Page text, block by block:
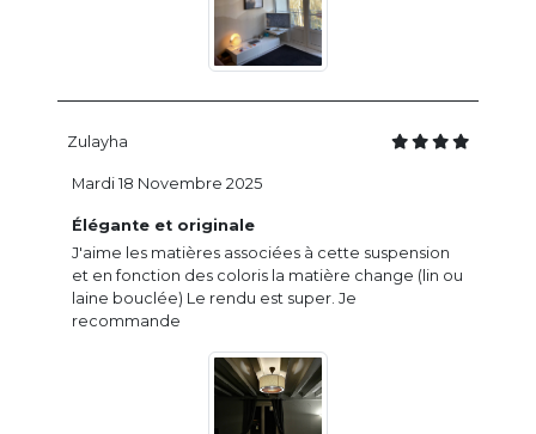
Zulayha
Élégante et originale
J'aime les matières associées à cette suspension
et en fonction des coloris la matière change (lin ou
laine bouclée) Le rendu est super. Je
recommande
Mardi 18 Novembre 2025